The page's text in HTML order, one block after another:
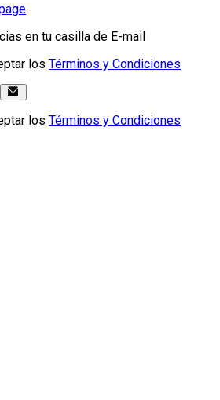
en tu casilla de E-mail
los Términos y Condiciones
los Términos y Condiciones